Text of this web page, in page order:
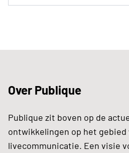
Over Publique
Publique zit boven op de
ontwikkelingen op het gebied
livecommunicatie. Een visie